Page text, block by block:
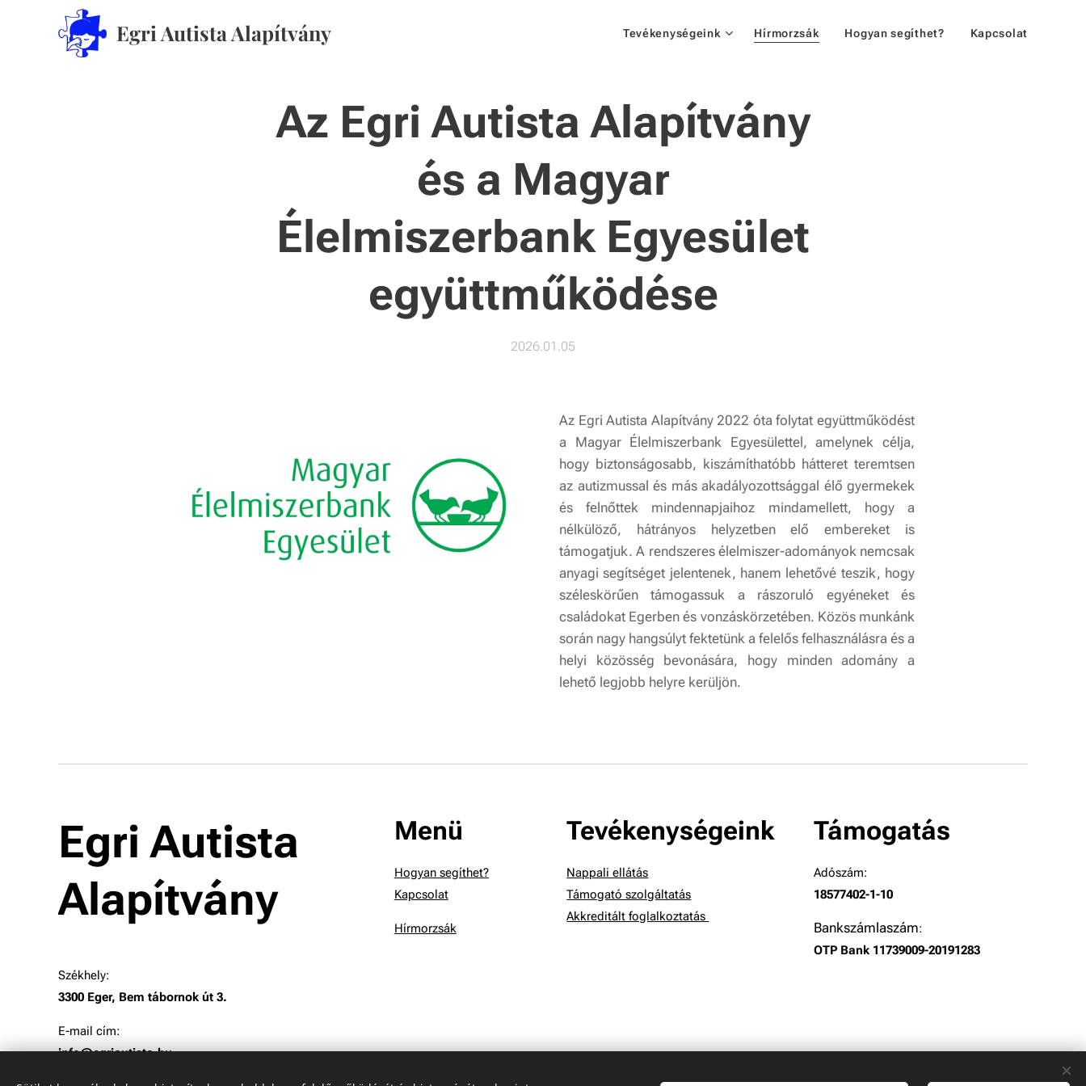
Egri Autista Alapítvány Tevékenységeink Hírmorzsák Hogyan segíthet? Kapcsolat
Az Egri Autista Alapítvány
és a Magyar
Élelmiszerbank Egyesület
együttműködése
2026.01.05
Az Egri Autista Alapítvány 2022 óta folytat együttműködést
a Magyar Élelmiszerbank Egyesülettel, amelynek célja,
hogy biztonságosabb, kiszámíthatóbb hátteret teremtsen
az autizmussal és más akadályozottsággal élő gyermekek
és felnőttek mindennapjaihoz mindamellett, hogy a
nélkülöző, hátrányos helyzetben elő embereket is
támogatjuk. A rendszeres élelmiszer-adományok nemcsak
anyagi segítséget jelentenek, hanem lehetővé teszik, hogy
széleskörűen támogassuk a rászoruló egyéneket és
családokat Egerben és vonzáskörzetében. Közös munkánk
során nagy hangsúlyt fektetünk a felelős felhasználásra és a
helyi közösség bevonására, hogy minden adomány a
lehető legjobb helyre kerüljön.
Egri Autista
Alapítvány
Székhely:
3300 Eger, Bem tábornok út 3.
E-mail cím:
info@egriautista.hu
Menü
Hogyan segíthet?
Kapcsolat
Hírmorzsák
Tevékenységeink
Nappali ellátás
Támogató szolgáltatás
Akkreditált foglalkoztatás
Támogatás
Adószám:
18577402-1-10
Bankszámlaszám:
OTP Bank 11739009-20191283